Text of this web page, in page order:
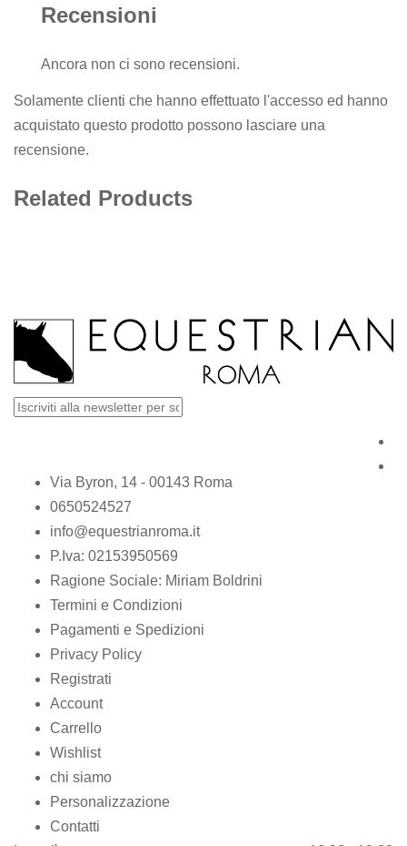
Recensioni
Ancora non ci sono recensioni.
Solamente clienti che hanno effettuato l'accesso ed hanno
acquistato questo prodotto possono lasciare una
recensione.
Related Products
Via Byron, 14 - 00143 Roma
0650524527
info@equestrianroma.it
P.Iva: 02153950569
Ragione Sociale: Miriam Boldrini
Termini e Condizioni
Pagamenti e Spedizioni
Privacy Policy
Registrati
Account
Carrello
Wishlist
chi siamo
Personalizzazione
Contatti